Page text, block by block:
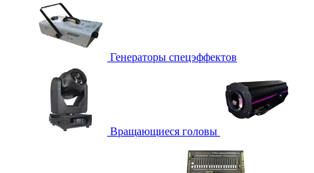
Генераторы спецэффектов
Вращающиеся головы